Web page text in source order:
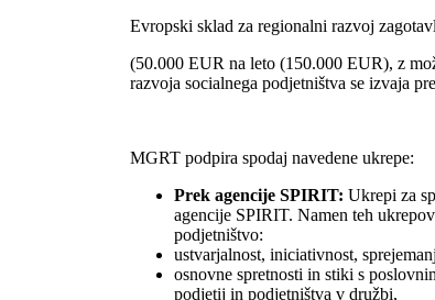
Evropski sklad za regionalni razvoj
(50.000 EUR na leto (150.000 EUR), z
razvoja socialnega podjetništva se izvaja
MGRT podpira spodaj navedene ukrepe:
Prek agencije SPIRIT: Ukrepi za
agencije SPIRIT. Namen teh
podjetništvo:
ustvarjalnost, iniciativnost,
osnovne spretnosti in stiki s
podjetij in podjetništva v družbi,